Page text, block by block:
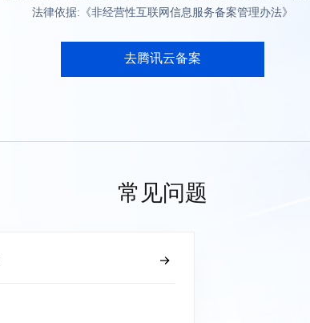
法律依据:《非经营性互联网信息服务备案管理办法》
去腾讯云备案
常见问题